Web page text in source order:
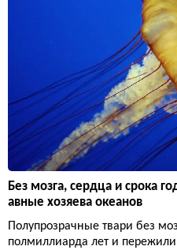
Без мозга, сердца и срока
авные хозяева океанов
Полупрозрачные твари без
полмиллиарда лет и